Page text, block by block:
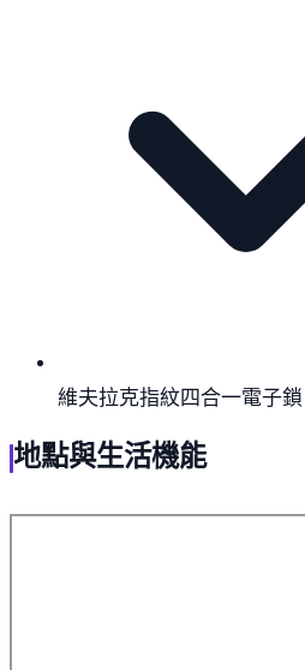
維夫拉克指紋四合一電子鎖
地點與生活機能